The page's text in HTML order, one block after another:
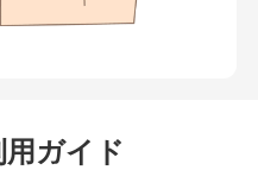
ガイド